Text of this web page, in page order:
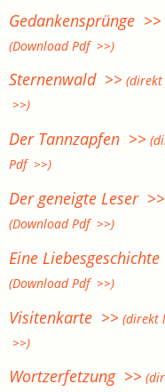
Gedankensprünge >>
(Download Pdf >>)
Sternenwald >> (direkt
>>)
Der Tannzapfen >>
Pdf >>)
Der geneigte Leser >>
(Download Pdf >>)
Eine
(Download Pdf >>)
Visitenkarte >> (direkt
>>)
Wortzerfetzung >>